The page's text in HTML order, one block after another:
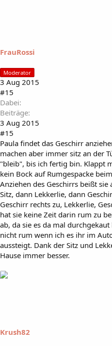
FrauRossi
Moderator
3 Aug 2015
#15
Dabei
Beiträge
3 Aug 2015
#15
Paula findet das Geschirr
machen aber immer sitz an der
"bleib", bis ich fertig bin. Klappt
kein Bock auf Rumgespacke
Anziehen des Geschirrs beißt
Sitz, dann Lekkerlie, dann
Geschirr rechts zu, Lekkerlie,
hat sie keine Zeit darin rum zu
ab, da sie es da mal
nicht rum wenn ich es ihr im
aussteigt. Dank der Sitz und
Hause immer besser.
Krush82